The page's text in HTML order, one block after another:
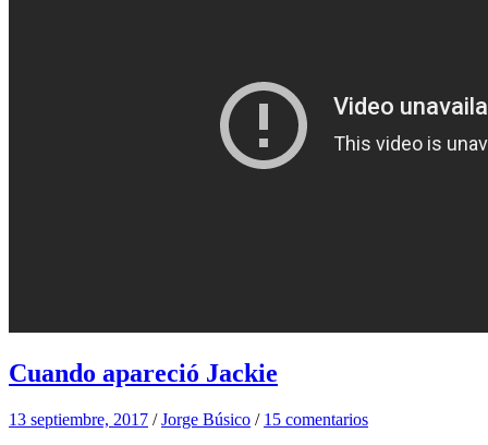
Cuando apareció Jackie
13 septiembre, 2017 /Jorge Búsico / 15 comentarios